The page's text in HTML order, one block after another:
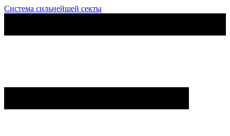
Система сильнейшей секты